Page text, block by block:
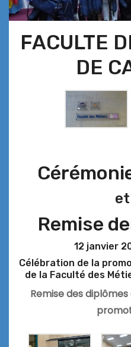
FACULTE
DE
Remise
12 janvier
Célébration de la
de la Faculté des
Remise des